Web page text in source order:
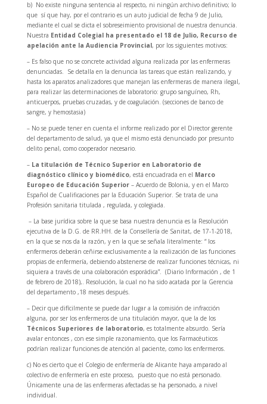
b) No existe ninguna sentencia al respecto, ni ningún archivo definitivo; lo
que sí que hay, por el contrario es un auto judicial de fecha 9 de Julio,
mediante el cual se dicta el sobreseimiento provisional de nuestra denuncia.
Nuestra Entidad Colegial ha presentado el 18 de Julio, Recurso de
apelación ante la Audiencia Provincial, por los siguientes motivos:
– Es falso que no se concrete actividad alguna realizada por las enfermeras
denunciadas. Se detalla en la denuncia las tareas que están realizando, y
hasta los aparatos analizadores que manejan las enfermeras de manera ilegal,
para realizar las determinaciones de laboratorio: grupo sanguíneo, Rh,
anticuerpos, pruebas cruzadas, y de coagulación. (secciones de banco de
sangre, y hemostasia)
– No se puede tener en cuenta el informe realizado por el Director gerente
del departamento de salud, ya que el mismo está denunciado por presunto
delito penal, como cooperador necesario.
– La titulación de Técnico Superior en Laboratorio de
diagnóstico clínico y biomédico, está encuadrada en el Marco
Europeo de Educación Superior– Acuerdo de Bolonia, y en el Marco
Español de Cualificaciones par la Educación Superior. Se trata de una
Profesión sanitaria titulada , regulada, y colegiada.
– La base jurídica sobre la que se basa nuestra denuncia es la Resolución
ejecutiva de la D.G. de RR.HH. de la Consellería de Sanitat, de 17-1-2018,
en la que se nos da la razón, y en la que se señala literalmente: “ los
enfermeros deberán ceñirse exclusivamente a la realización de las funciones
propias de enfermería, debiendo abstenerse de realizar funciones técnicas, ni
siquiera a través de una colaboración esporádica”. (Diario Información , de 1
de febrero de 2018),. Resolución, la cual no ha sido acatada por la Gerencia
del departamento ,18 meses después.
– Decir que difícilmente se puede dar lugar a la comisión de infracción
alguna, por ser los enfermeros de una titulación mayor, que la de los
Técnicos Superiores de laboratorio, es totalmente absurdo. Sería
avalar entonces , con ese simple razonamiento, que los Farmacéuticos
podrían realizar funciones de atención al paciente, como los enfermeros.
c) No es cierto que el Colegio de enfermería de Alicante haya amparado al
colectivo de enfermería en este proceso, puesto que no está personado.
Únicamente una de las enfermeras afectadas se ha personado, a nivel
individual.